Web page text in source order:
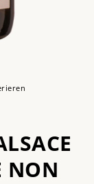
NON